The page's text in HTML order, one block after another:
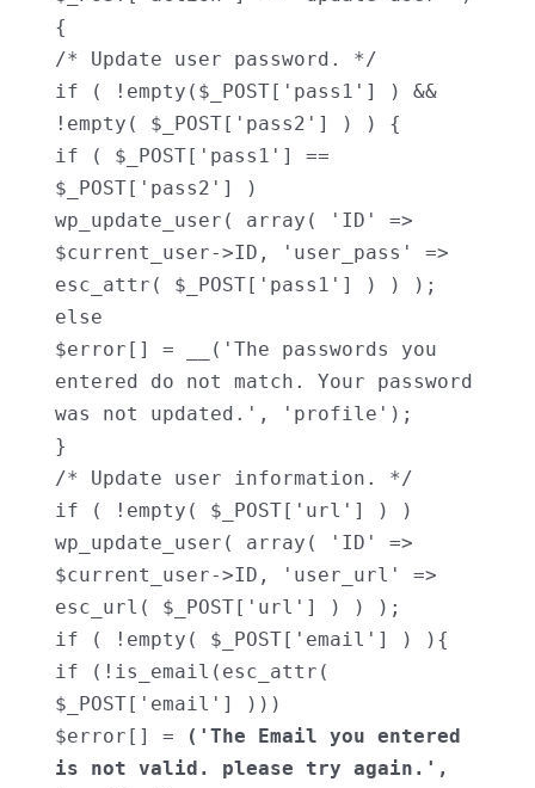
{
/* Update user password. */
if ( !empty($_POST['pass1'] ) &&
!empty( $_POST['pass2'] ) ) {
if ( $_POST['pass1'] ==
$_POST['pass2'] )
wp_update_user( array( 'ID' =>
$current_user->ID, 'user_pass' =>
esc_attr( $_POST['pass1'] ) ) );
else
$error[] = __('The passwords you
entered do not match. Your password
was not updated.', 'profile');
}
/* Update user information. */
if ( !empty( $_POST['url'] ) )
wp_update_user( array( 'ID' =>
$current_user->ID, 'user_url' =>
esc_url( $_POST['url'] ) ) );
if ( !empty( $_POST['email'] ) ){
if (!is_email(esc_attr(
$_POST['email'] )))
$error[] =
('The Email you entered
is not valid. please try again.',